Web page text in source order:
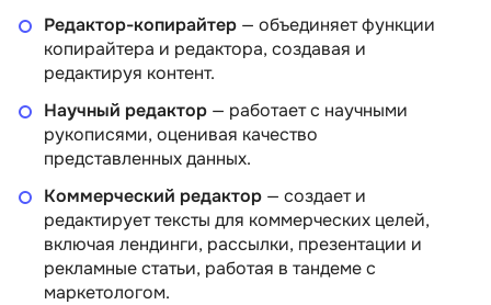
Редактор-копирайтер — объединяет функции
копирайтера и редактора, создавая и
редактируя контент.
Научный редактор — работает с научными
рукописями, оценивая качество
представленных данных.
Коммерческий редактор — создает и
редактирует тексты для коммерческих целей,
включая лендинги, рассылки, презентации и
рекламные статьи, работая в тандеме с
маркетологом.